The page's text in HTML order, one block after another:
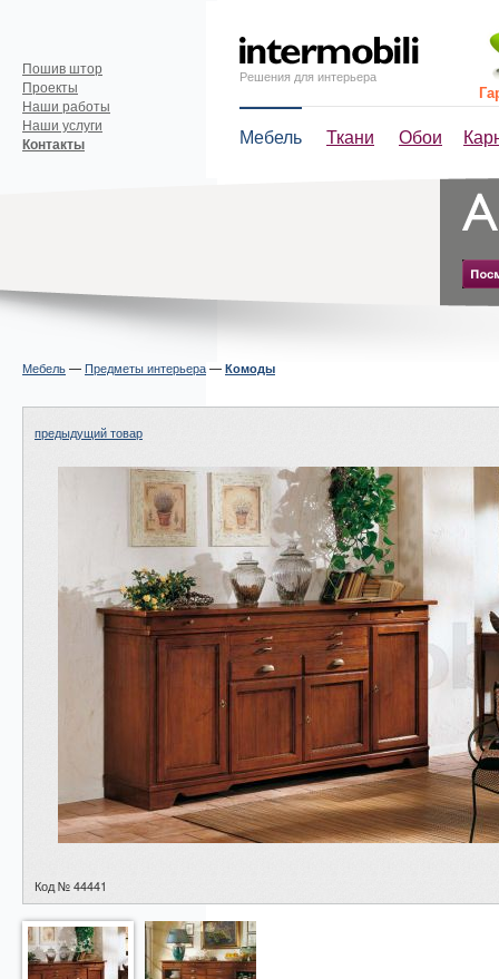
Решения для интерьера
Мебель Ткани Обои
Пошив штор
Проекты
Наши работы
Наши услуги
Контакты
Мебель—Предметы интерьера— Комоды
предыдущий товар
Код № 44441